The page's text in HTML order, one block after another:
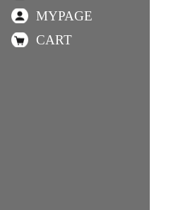
MYPAGE
CART